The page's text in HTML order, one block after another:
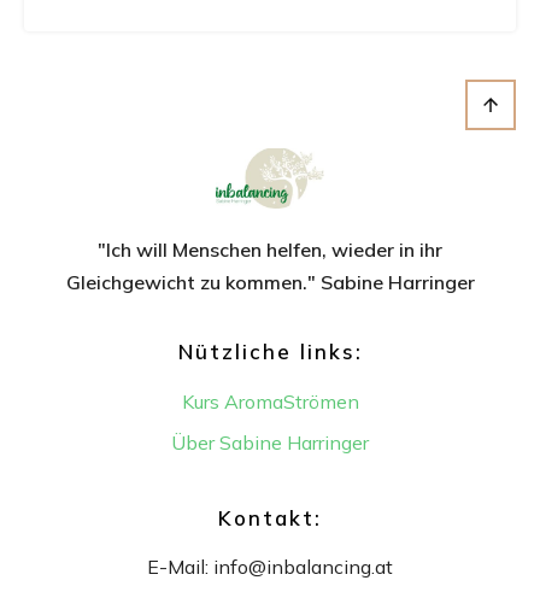
"Ich will Menschen helfen, wieder in ihr
Gleichgewicht zu kommen." Sabine Harringer
Nützliche links:
Kurs AromaStrömen
Über Sabine Harringer
Kontakt:
E-Mail: info@inbalancing.at